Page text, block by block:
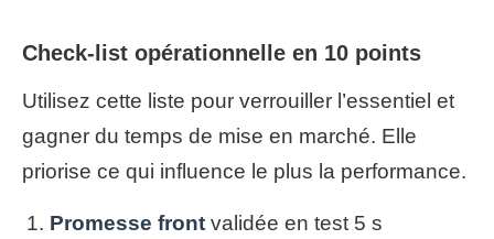
Check‑list opérationnelle en 10 points
Utilisez cette liste pour verrouiller l’essentiel et
gagner du temps de mise en marché. Elle
priorise ce qui influence le plus la performance.
Promesse front validée en test 5 s